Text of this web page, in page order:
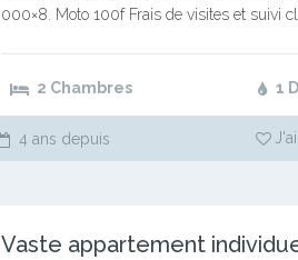
000×8. Moto 100f Frais de visites et suivi
2 Chambres 1
4 ans depuis